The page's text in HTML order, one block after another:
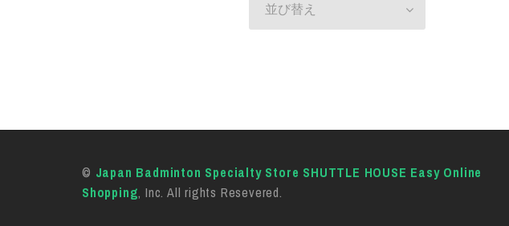
並び替え
© Japan Badminton Specialty Store SHUTTLE HOUSE Easy Online
Shopping, Inc. All rights Resevered.